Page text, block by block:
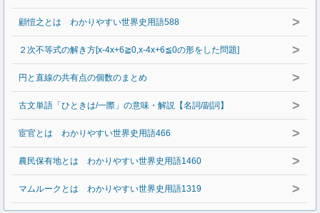
顧愷之とは わかりやすい世界史用語588 >
２次不等式の解き方[x-4x+6≧0,x-4x+6≦0の形をした問題] >
円と直線の共有点の個数のまとめ >
古文単語「ひときは/一際」の意味・解説【名詞/副詞】 >
宦官とは わかりやすい世界史用語466 >
農民保有地とは わかりやすい世界史用語1460 >
マムルークとは わかりやすい世界史用語1319 >